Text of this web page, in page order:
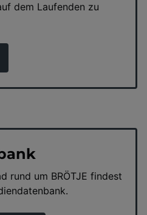
dem Laufenden zu
rund um BRÖTJE findest